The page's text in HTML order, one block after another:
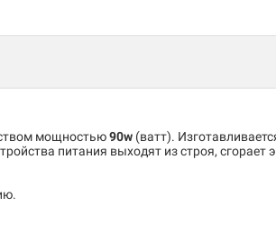
мощностью90w (ватт).
питания выходят из строя, сгорает